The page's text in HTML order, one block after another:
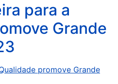
para a
Grande